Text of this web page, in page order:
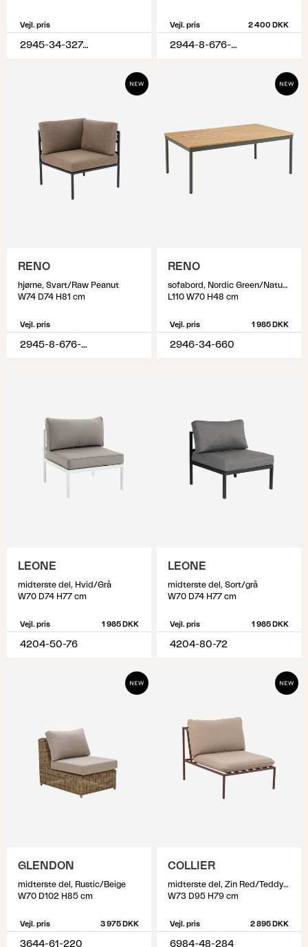
Vejl. pris
2945-34-327-320
Vejl. pris 2 400 DKK
2944-8-676-620
RENO
hjørne, Svart/Raw Peanut
W74 D74 H81 cm
Vejl. pris
2945-8-676-620
RENO
sofabord, Nordic Green/Natural
L110 W70 H48 cm
Vejl. pris 1 985 DKK
2946-34-660
LEONE
midterste del, Hvid/Grå
W70 D74 H77 cm
Vejl. pris 1 985 DKK
4204-50-76
LEONE
midterste del, Sort/grå
W70 D74 H77 cm
Vejl. pris 1 985 DKK
4204-80-72
GLENDON
midterste del, Rustic/Beige
W70 D102 H85 cm
Vejl. pris 3 975 DKK
3644-61-220
COLLIER
midterste del, Zin Red/Teddy Beige
W73 D95 H79 cm
Vejl. pris 2 895 DKK
6984-48-284